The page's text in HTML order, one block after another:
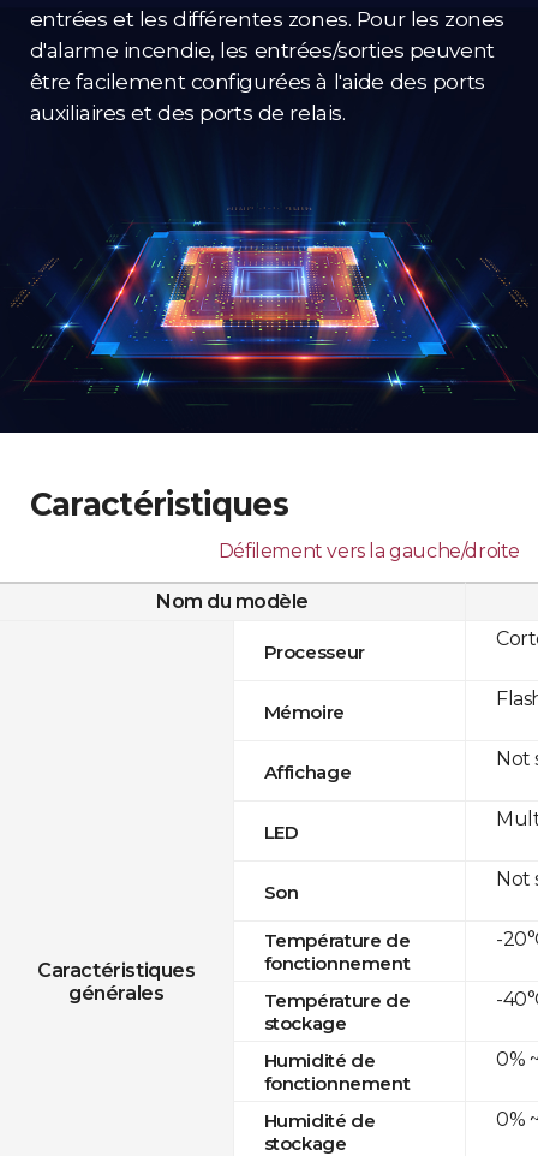
entrées et les différentes zones. Pour les zones
d'alarme incendie, les entrées/sorties peuvent
être facilement configurées à l'aide des ports
auxiliaires et des ports de relais.
Caractéristiques
Défilement vers la gauche/droite
Nom du modèle
Caractéristiques
générales
Processeur
Mémoire
Affichage
LED
Son
Température de
fonctionnement
Température de
stockage
Humidité de
fonctionnement
Humidité de
stockage
Not
Not
-
-
0%
0%